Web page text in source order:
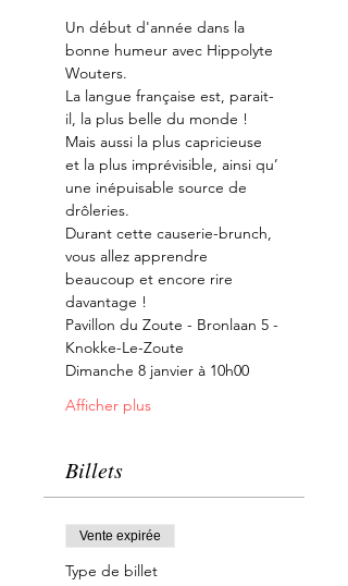
Un début d'année dans la
bonne humeur avec Hippolyte
Wouters.
La langue française est, parait-
il, la plus belle du monde !
Mais aussi la plus capricieuse
et la plus imprévisible, ainsi qu’
une inépuisable source de
drôleries.
Durant cette causerie-brunch,
vous allez apprendre
beaucoup et encore rire
davantage !
Pavillon du Zoute - Bronlaan 5 -
Knokke-Le-Zoute
Dimanche 8 janvier à 10h00
Afficher plus
Billets
Vente expirée
Type de billet